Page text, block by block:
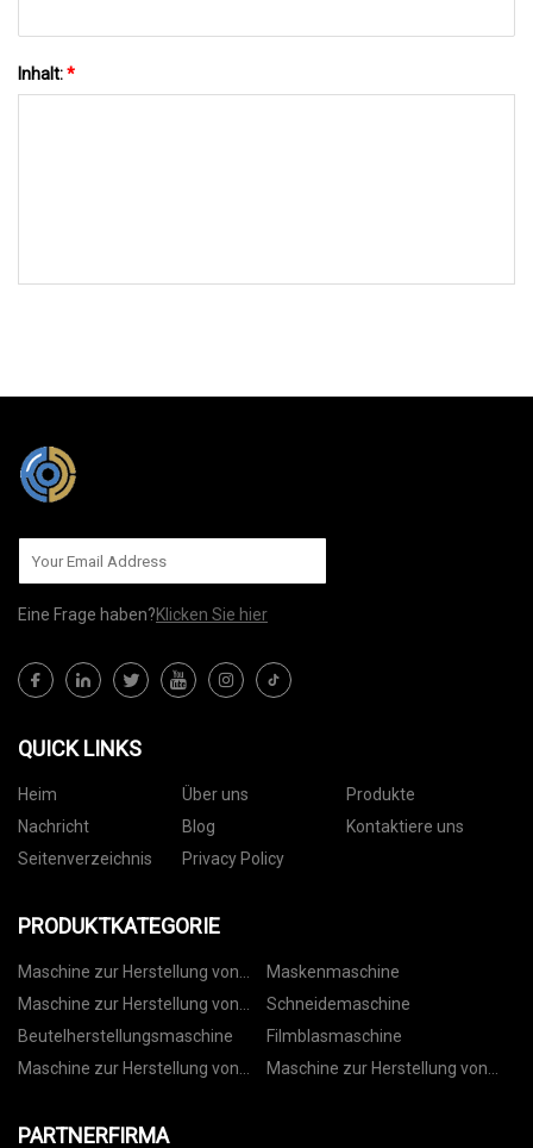
Inhalt:*
Eine Frage haben?Klicken Sie hier
QUICK LINKS
Heim Über uns
Produkte
Nachricht
Blog
Kontaktiere uns
Seitenverzeichnis
Privacy Policy
PRODUKTKATEGORIE
Maschine zur Herstellung von
Vliesbeuteln
Maskenmaschine
Maschine zur Herstellung von
Papiertüten
Schneidemaschine
Beutelherstellungsmaschine
Filmblasmaschine
Maschine zur Herstellung von
Maschine zur Herstellung von
PARTNERFIRMA